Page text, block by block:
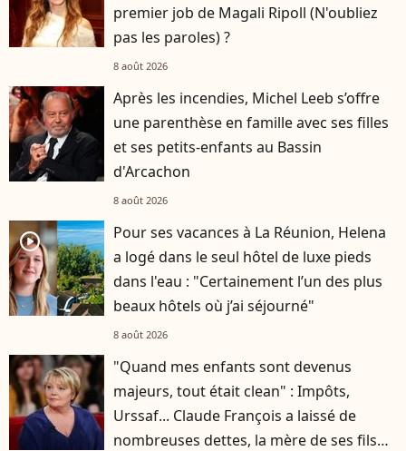
premier job de Magali Ripoll (N'oubliez
pas les paroles) ?
8 août 2026
Après les incendies, Michel Leeb s’offre
une parenthèse en famille avec ses filles
et ses petits-enfants au Bassin
d'Arcachon
8 août 2026
player2
Pour ses vacances à La Réunion, Helena
a logé dans le seul hôtel de luxe pieds
dans l'eau : "Certainement l’un des plus
beaux hôtels où j’ai séjourné"
8 août 2026
"Quand mes enfants sont devenus
majeurs, tout était clean" : Impôts,
Urssaf... Claude François a laissé de
nombreuses dettes, la mère de ses fils